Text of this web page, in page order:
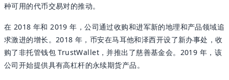
种可用的代币交易对的推动。
在 2018 年和 2019 年，公司通过收购和进军新的地理和产品领域追
求激进的增长。2018 年，币安在马耳他和泽西开设了新办事处，收
购了非托管钱包 TrustWallet，并推出了慈善基金会。2019 年，该
公司开始提供具有高杠杆的永续期货产品。